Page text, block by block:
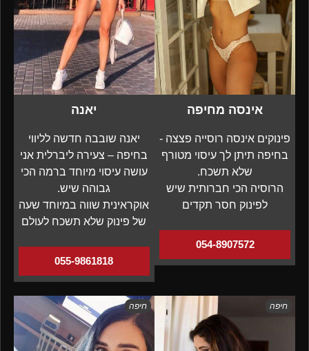
אינסה מחיפה
פינוקים אינסה רוסייה פצצה -
בחיפה תיתן לך עיסוי מטורף
שלא תשכח.
הרוסיה הכי חברותית שיש
לפינוק חסר תקדים
054-8907572
יאנה
יאנה שובבה חדשה לליווי
בחיפה – צעירה ליברלית אני
עושה עיסוי מיוחד ברמה הכי
גבוהה שיש.
אוקראינית שווה במיוחד שעה
של פינוק שלא תשכח לעולם
055-9861818
חיפה חיפה